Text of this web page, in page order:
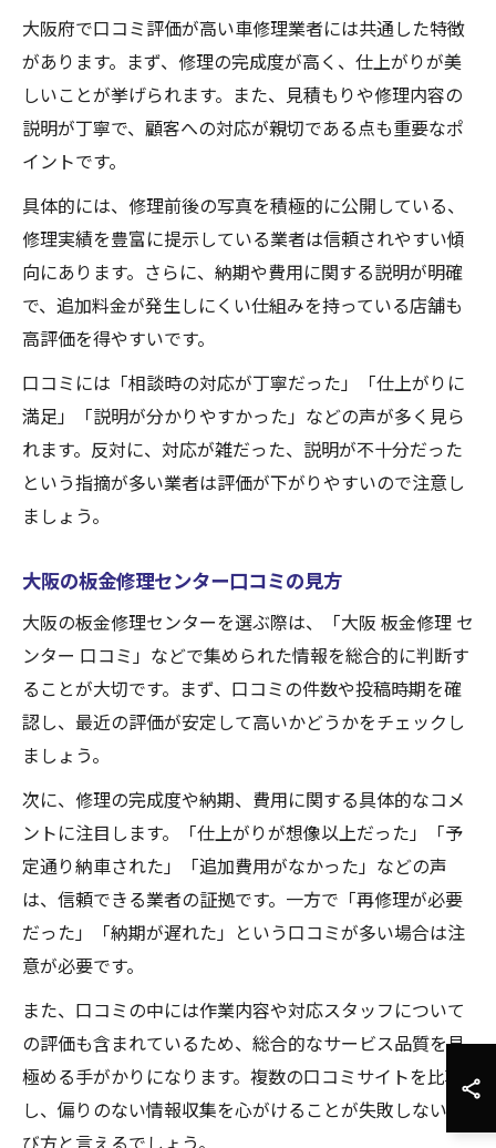
大阪府で口コミ評価が高い車修理業者には共通した特徴
があります。まず、修理の完成度が高く、仕上がりが美
しいことが挙げられます。また、見積もりや修理内容の
説明が丁寧で、顧客への対応が親切である点も重要なポ
イントです。
具体的には、修理前後の写真を積極的に公開している、
修理実績を豊富に提示している業者は信頼されやすい傾
向にあります。さらに、納期や費用に関する説明が明確
で、追加料金が発生しにくい仕組みを持っている店舗も
高評価を得やすいです。
口コミには「相談時の対応が丁寧だった」「仕上がりに
満足」「説明が分かりやすかった」などの声が多く見ら
れます。反対に、対応が雑だった、説明が不十分だった
という指摘が多い業者は評価が下がりやすいので注意し
ましょう。
大阪の板金修理センター口コミの見方
大阪の板金修理センターを選ぶ際は、「大阪 板金修理 セ
ンター 口コミ」などで集められた情報を総合的に判断す
ることが大切です。まず、口コミの件数や投稿時期を確
認し、最近の評価が安定して高いかどうかをチェックし
ましょう。
次に、修理の完成度や納期、費用に関する具体的なコメ
ントに注目します。「仕上がりが想像以上だった」「予
定通り納車された」「追加費用がなかった」などの声
は、信頼できる業者の証拠です。一方で「再修理が必要
だった」「納期が遅れた」という口コミが多い場合は注
意が必要です。
また、口コミの中には作業内容や対応スタッフについて
の評価も含まれているため、総合的なサービス品質を見
極める手がかりになります。複数の口コミサイトを比較
し、偏りのない情報収集を心がけることが失敗しない選